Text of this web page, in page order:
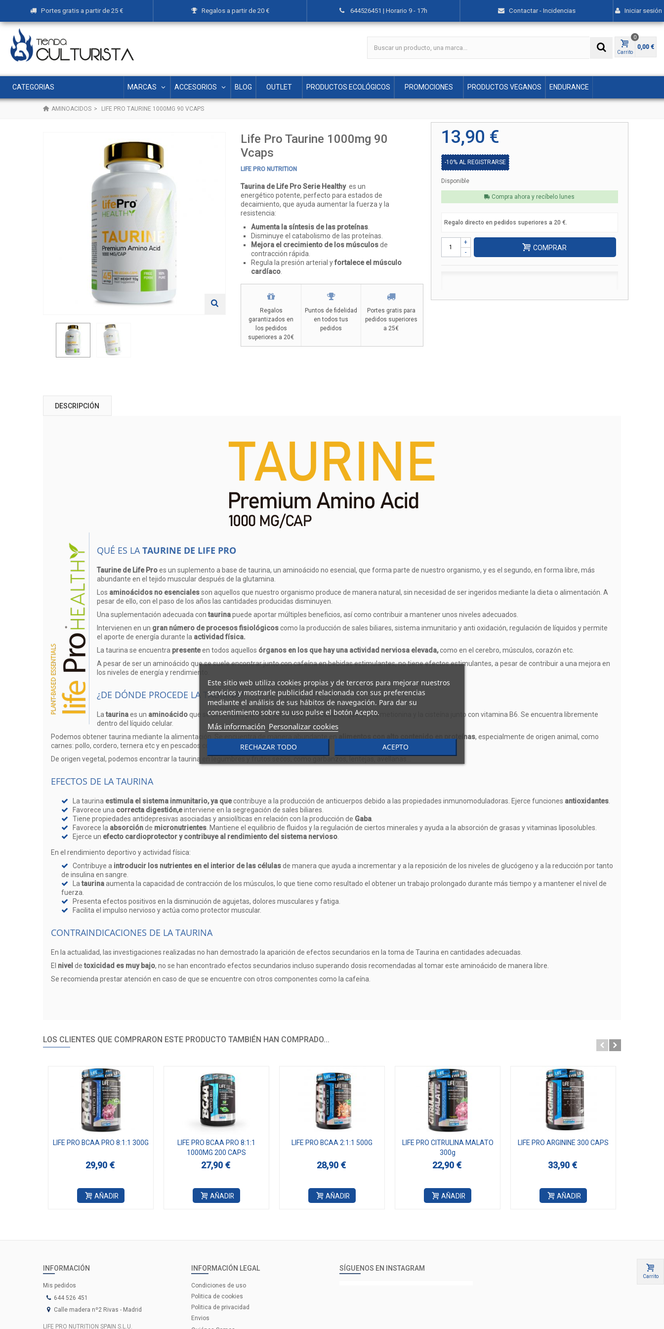
Portes gratis a partir de 25 € Regalos a partir de 20 € 644526451 | Horario 9 - 17h Contactar - Incidencias Iniciar sesión
Carrito
0
0,00 €
CATEGORIAS MARCAS ACCESORIOS BLOG OUTLET PRODUCTOS ECOLÓGICOS PROMOCIONES PRODUCTOS VEGANOS ENDURANCE
AMINOACIDOS > LIFE PRO TAURINE 1000MG 90 VCAPS
Life Pro Taurine 1000mg 90
Vcaps
LIFE PRO NUTRITION
Taurina de Life Pro Serie Healthy es un
energético potente, perfecto para estados de
decaimiento, que ayuda aumentar la fuerza y la
resistencia:
Aumenta la síntesis de las proteínas.
Disminuye el catabolismo de las proteínas.
Mejora el crecimiento de los músculosde
contracción rápida.
Regula la presión arterial yfortalece el músculo
cardíaco.
Regalos
garantizados en
los pedidos
superiores a 20€
Puntos de fidelidad
en todos tus
pedidos
Portes gratis para
pedidos superiores
a 25€
13,90 €
-10%AL REGISTRARSE
Disponible
Compra ahora y recíbelo lunes
Regalo directo en pedidos superiores a 20 €.
-
+
COMPRAR
DESCRIPCIÓN
QUÉ ES LATAURINE DE LIFE PRO
Taurine de Life Proes un suplemento a base de taurina, un aminoácido no esencial, que forma parte de nuestro organismo, y es el segundo, en forma libre, más
abundante en el tejido muscular después de la glutamina.
Los aminoácidos no esencialesson aquellos que nuestro organismo produce de manera natural, sin necesidad de ser ingeridos mediante la dieta o alimentación. A
pesar de ello, con el paso de los años las cantidades producidas disminuyen.
Una suplementación adecuada contaurinapuede aportar múltiples beneficios, así como contribuir a mantener unos niveles adecuados.
Intervienen en un gran número de procesos fisiológicoscomo la producción de sales biliares, sistema inmunitario y anti oxidación, regulación de líquidos y permite
el aporte de energía durante la actividad física.
La taurina se encuentra presenteen todos aquellos órganos en los que hay una actividad nerviosa elevada,como en el cerebro, músculos, corazón etc.
A pesar de ser un aminoácido que se suele encontrar junto con cafeína en bebidas estimulantes, no tiene efectos estimulantes, a pesar de contribuir a una mejora en
los niveles de energía y rendimiento.
¿DE DÓNDE PROCEDE LA TAURINA?
Lataurinaes un aminoácidoque se sintetiza a partir de otros dos aminoácidos, que son la metionina y la cisteína junto con vitamina B6. Se encuentra libremente
dentro del líquido celular.
Podemos obtener taurina mediante la alimentación. Se encuentra de manera abundante enalimentos con alto contenido en proteínas, especialmente de origen animal, como
carnes: pollo, cordero, ternera etc y en pescados como la caballa.
De origen vegetal, podemos encontrar la taurina en legumbres y frutos secos, como garbanzos, lentejas, avellanas…
EFECTOS DE LA TAURINA
La taurina estimula el sistema inmunitario, ya quecontribuye a la producción de anticuerpos debido a las propiedades inmunomoduladoras. Ejerce funciones antioxidantes.
Favorece una correcta digestión,einterviene en la segregación de sales biliares.
Tiene propiedades antidepresivas asociadas y ansiolíticas en relación con la producción de Gaba.
Favorece la absorciónde micronutrientes. Mantiene el equilibrio de fluidos y la regulación de ciertos minerales y ayuda a la absorción de grasas y vitaminas liposolubles.
Ejerce un efecto cardioprotector y contribuye al rendimiento del sistema nervioso.
En el rendimiento deportivo y actividad física:
Contribuye a introducir los nutrientes en el interior de las célulasde manera que ayuda a incrementar y a la reposición de los niveles de glucógeno y a la reducción por tanto
de insulina en sangre.
Lataurinaaumenta la capacidad de contracción de los músculos, lo que tiene como resultado el obtener un trabajo prolongado durante más tiempo y a mantener el nivel de
fuerza.
Presenta efectos positivos en la disminución de agujetas, dolores musculares y fatiga.
Facilita el impulso nervioso y actúa como protector muscular.
CONTRAINDICACIONES DE LA TAURINA
En la actualidad, las investigaciones realizadas no han demostrado la aparición de efectos secundarios en la toma de Taurina en cantidades adecuadas.
El nivel detoxicidad es muy bajo, no se han encontrado efectos secundarios incluso superando dosis recomendadas al tomar este aminoácido de manera libre.
Se recomienda prestar atención en caso de que se encuentre con otros componentes como la cafeína.
LOS CLIENTES QUE COMPRARON ESTE PRODUCTO TAMBIÉN HAN COMPRADO...
LIFE PRO BCAA PRO 8:1:1 300G
29,90 €
AÑADIR
LIFE PRO BCAA PRO 8:1:1
1000MG 200 CAPS
27,90 €
AÑADIR
LIFE PRO BCAA 2:1:1 500G
28,90 €
AÑADIR
LIFE PRO CITRULINA MALATO
300g
22,90 €
AÑADIR
LIFE PRO ARGININE 300 CAPS
33,90 €
AÑADIR
INFORMACIÓN
Mis pedidos
644 526 451
Calle madera nº2 Rivas - Madrid
LIFE PRO NUTRITION SPAIN S.L.U.
INFORMACIÓN LEGAL
Condiciones de uso
Politica de cookies
Politica de privacidad
Envios
SÍGUENOS EN INSTAGRAM
Este sitio web utiliza cookies propias y de terceros para mejorar nuestros
servicios y mostrarle publicidad relacionada con sus preferencias
mediante el análisis de sus hábitos de navegación. Para dar su
consentimiento sobre su uso pulse el botón Acepto.
Más información Personalizar cookies
RECHAZAR TODO ACEPTO
Carrito